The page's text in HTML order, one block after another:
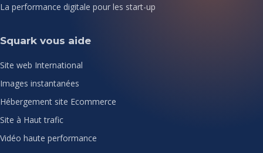
La performance digitale pour les start-up
Squark vous aide
Site web International
Images instantanées
Hébergement site Ecommerce
Site à Haut trafic
Vidéo haute performance